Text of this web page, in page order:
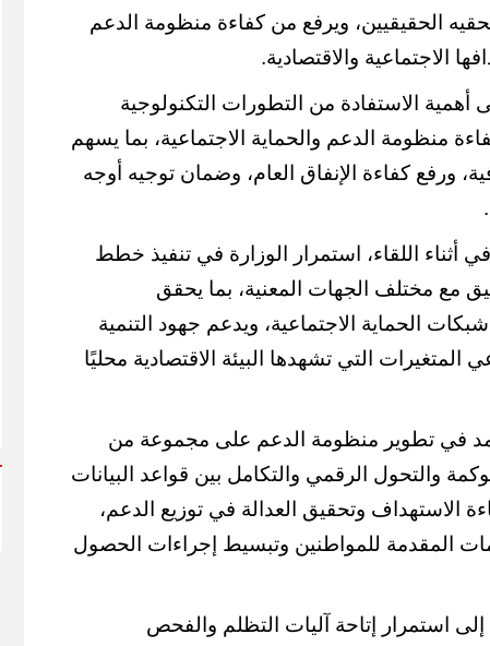
الحقيقيين، ويرفع من كفاءة منظومة الدعم
الاجتماعية والاقتصادية.
أهمية الاستفادة من التطورات التكنولوجية
منظومة الدعم والحماية الاجتماعية، بما يسهم
ورفع كفاءة الإنفاق العام، وضمان توجيه أوجه
أثناء اللقاء، استمرار الوزارة في تنفيذ خطط
مع مختلف الجهات المعنية، بما يحقق
الحماية الاجتماعية، ويدعم جهود التنمية
المتغيرات التي تشهدها البيئة الاقتصادية محليًا
في تطوير منظومة الدعم على مجموعة من
والتحول الرقمي والتكامل بين قواعد البيانات
الاستهداف وتحقيق العدالة في توزيع الدعم،
المقدمة للمواطنين وتبسيط إجراءات الحصول
استمرار إتاحة آليات التظلم والفحص